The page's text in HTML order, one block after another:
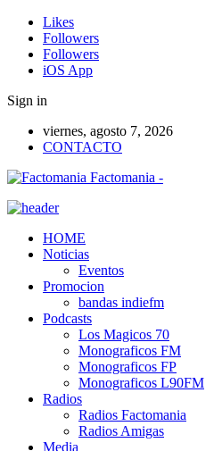
Likes
Followers
Followers
iOS App
Sign in
viernes, agosto 7, 2026
CONTACTO
Factomania -
HOME
Noticias
Eventos
Promocion
bandas indiefm
Podcasts
Los Magicos 70
Monograficos FM
Monograficos FP
Monograficos L90FM
Radios
Radios Factomania
Radios Amigas
Media